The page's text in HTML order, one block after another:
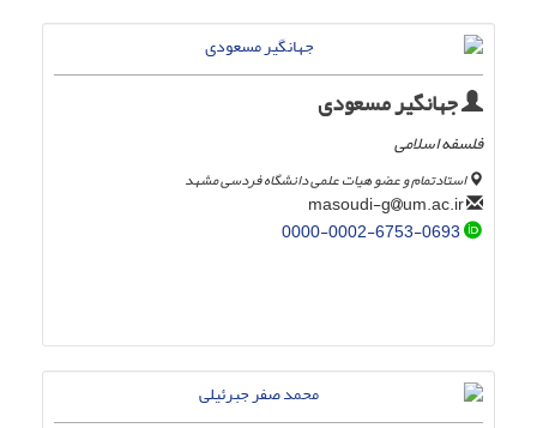
جهانگیر مسعودی
فلسفه اسلامی
استادتمام و عضو هیات علمی دانشگاه فردسی مشهد
um.ac.ir
0000-0002-6753-0693